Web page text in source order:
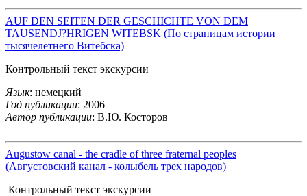
AUF DEN SEITEN DER GESCHICHTE VON DEM
TAUSENDJ?HRIGEN WITEBSK (По страницам истории
тысячелетнего Витебска)
Контрольный текст экскурсии
Язык: немецкий
Год публикации: 2006
Автор публикации: В.Ю. Косторов
Augustow canal - the cradle of three fraternal peoples
(Августовский канал - колыбель трех народов)
Контрольный текст экскурсии